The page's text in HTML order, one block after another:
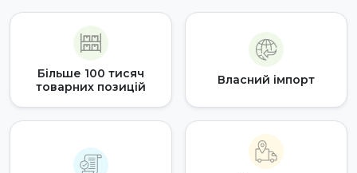
Більше 100 тисяч
товарних позицій
Власний імпорт